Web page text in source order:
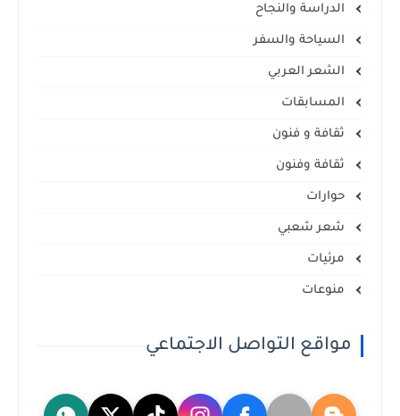
الدراسة والنجاح
السياحة والسفر
الشعر العربي
المسابقات
ثقافة و فنون
ثقافة وفنون
حوارات
شعر شعبي
مرئيات
منوعات
مواقع التواصل الاجتماعي